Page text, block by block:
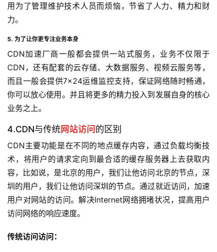
用为了管理维护技术人员而烦恼，节省了人力、精力和财
力。
5. 为了让你更专注业务本身
CDN加速厂商一般都会提供一站式服务，业务不仅限于
CDN，还有配套的云存储、大数据服务、视频云服务等，
而且一般会提供7×24运维监控支持，保证网络随时畅通，
你可以放心使用。并且将更多的精力投入到发展自身的核心
业务之上。
4.CDN与传统网站访问的区别
CDN主要功能是在不同的地点缓存内容，通过负载均衡技
术，将用户的请求定向到最合适的缓存服务器上去获取内
容，比如说，是北京的用户，我们让他访问北京的节点，深
圳的用户，我们让他访问深圳的节点。通过就近访问，加速
用户对网站的访问。解决Internet网络拥堵状况，提高用户
访问网络的响应速度。
传统访问访问：